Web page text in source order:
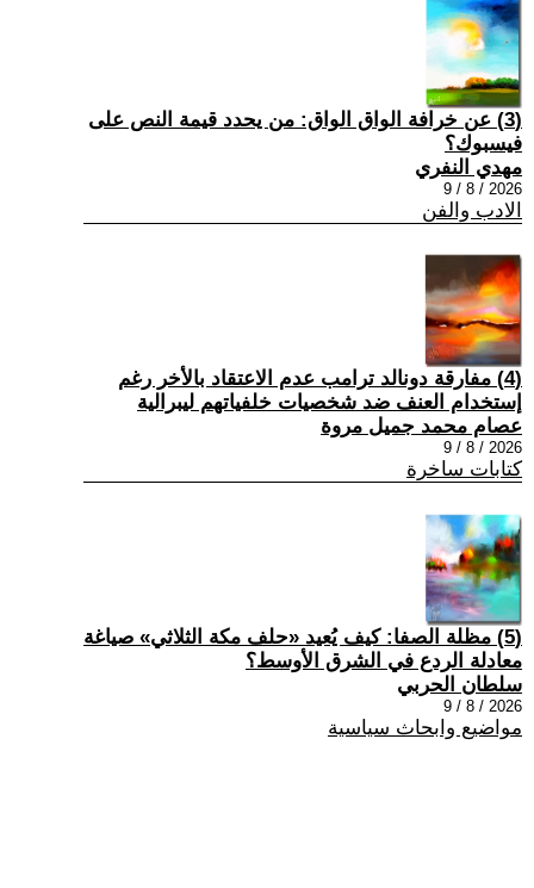
(3) عن خرافة الواق الواق: من يحدد قيمة النص على
فيسبوك؟
مهدي النفري
2026 / 8 / 9
الادب والفن
(4) مفارقة دونالد ترامب عدم الاعتقاد بالأخر رغم
إستخدام العنف ضد شخصيات خلفياتهم ليبرالية
عصام محمد جميل مروة
2026 / 8 / 9
كتابات ساخرة
(5) مظلة الصفا: كيف يُعيد «حلف مكة الثلاثي» صياغة
معادلة الردع في الشرق الأوسط؟
سلطان الحربي
2026 / 8 / 9
مواضيع وابحاث سياسية